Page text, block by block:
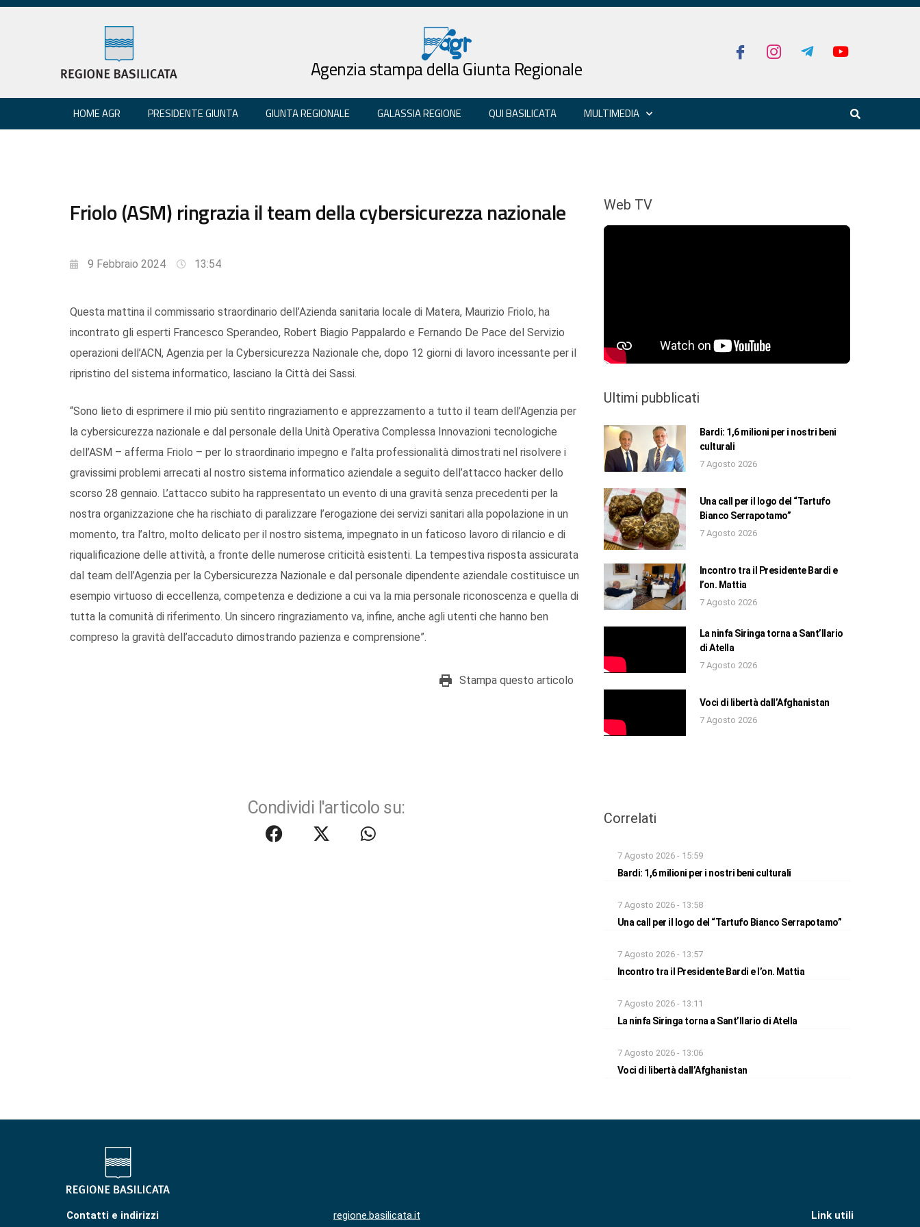
Agenzia stampa della Giunta Regionale
HOME AGR PRESIDENTE GIUNTA GIUNTA REGIONALE GALASSIA REGIONE QUI BASILICATA MULTIMEDIA
Friolo (ASM) ringrazia il team della cybersicurezza nazionale
9 Febbraio 2024 13:54
Questa mattina il commissario straordinario dell’Azienda sanitaria locale di Matera, Maurizio Friolo, ha
incontrato gli esperti Francesco Sperandeo, Robert Biagio Pappalardo e Fernando De Pace del Servizio
operazioni dell’ACN, Agenzia per la Cybersicurezza Nazionale che, dopo 12 giorni di lavoro incessante per il
ripristino del sistema informatico, lasciano la Città dei Sassi.
“Sono lieto di esprimere il mio più sentito ringraziamento e apprezzamento a tutto il team dell’Agenzia per
la cybersicurezza nazionale e dal personale della Unità Operativa Complessa Innovazioni tecnologiche
dell’ASM – afferma Friolo – per lo straordinario impegno e l’alta professionalità dimostrati nel risolvere i
gravissimi problemi arrecati al nostro sistema informatico aziendale a seguito dell’attacco hacker dello
scorso 28 gennaio. L’attacco subito ha rappresentato un evento di una gravità senza precedenti per la
nostra organizzazione che ha rischiato di paralizzare l’erogazione dei servizi sanitari alla popolazione in un
momento, tra l’altro, molto delicato per il nostro sistema, impegnato in un faticoso lavoro di rilancio e di
riqualificazione delle attività, a fronte delle numerose criticità esistenti. La tempestiva risposta assicurata
dal team dell’Agenzia per la Cybersicurezza Nazionale e dal personale dipendente aziendale costituisce un
esempio virtuoso di eccellenza, competenza e dedizione a cui va la mia personale riconoscenza e quella di
tutta la comunità di riferimento. Un sincero ringraziamento va, infine, anche agli utenti che hanno ben
compreso la gravità dell’accaduto dimostrando pazienza e comprensione”.
Stampa questo articolo
Condividi l'articolo su:
Web TV
Ultimi pubblicati
Bardi: 1,6 milioni per i nostri beni
culturali
7 Agosto 2026
Una call per il logo del “Tartufo
Bianco Serrapotamo”
7 Agosto 2026
Incontro tra il Presidente Bardi e
l’on. Mattia
7 Agosto 2026
La ninfa Siringa torna a Sant’Ilario
di Atella
7 Agosto 2026
Voci di libertà dall’Afghanistan
7 Agosto 2026
Correlati
7 Agosto 2026 - 15:59
Bardi: 1,6 milioni per i nostri beni culturali
7 Agosto 2026 - 13:58
Una call per il logo del “Tartufo Bianco Serrapotamo”
7 Agosto 2026 - 13:57
Incontro tra il Presidente Bardi e l’on. Mattia
7 Agosto 2026 - 13:11
La ninfa Siringa torna a Sant’Ilario di Atella
7 Agosto 2026 - 13:06
Voci di libertà dall’Afghanistan
Contatti e indirizzi
regione.basilicata.it
Link utili